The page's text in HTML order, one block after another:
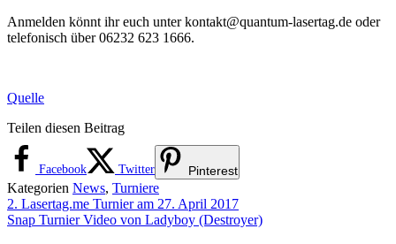
Anmelden könnt ihr euch unter kontakt@quantum-lasertag.de oder
telefonisch über 06232 623 1666.
Quelle
Teilen diesen Beitrag
Facebook Twitter Pinterest
Kategorien News, Turniere
2. Lasertag.me Turnier am 27. April 2017
Snap Turnier Video von Ladyboy (Destroyer)